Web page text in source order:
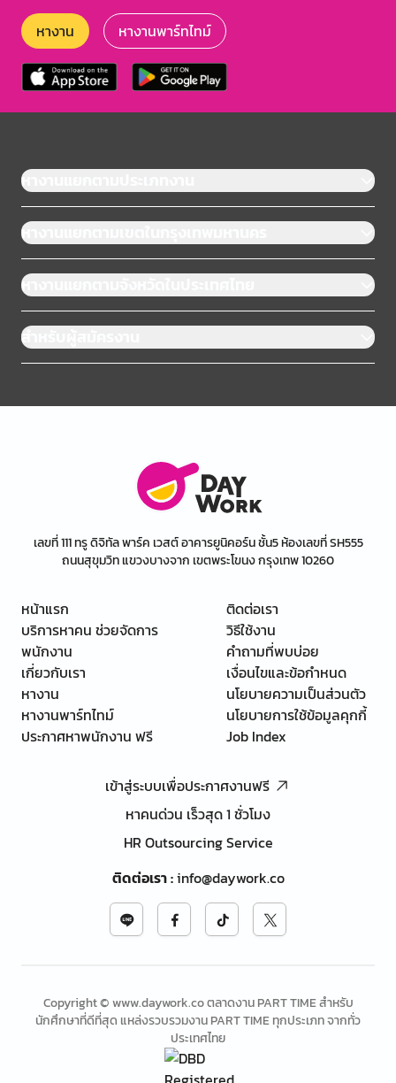
หางาน หางานพาร์ทไทม์
หางานแยกตามประเภทงาน
หางานแยกตามเขตในกรุงเทพมหานคร
หางานแยกตามจังหวัดในประเทศไทย
สำหรับผู้สมัครงาน
เลขที่ 111 ทรู ดิจิทัล พาร์ค เวสต์ อาคารยูนิคอร์น ชั้น5 ห้องเลขที่ SH555
ถนนสุขุมวิท แขวงบางจาก เขตพระโขนง กรุงเทพ 10260
หน้าแรก
บริการหาคน ช่วยจัดการ
พนักงาน
เกี่ยวกับเรา
หางาน
หางานพาร์ทไทม์
ประกาศหาพนักงาน ฟรี
ติดต่อเรา
วิธีใช้งาน
คำถามที่พบบ่อย
เงื่อนไขและข้อกำหนด
นโยบายความเป็นส่วนตัว
นโยบายการใช้ข้อมูลคุกกี้
Job Index
เข้าสู่ระบบเพื่อประกาศงานฟรี
หาคนด่วน เร็วสุด 1 ชั่วโมง
HR Outsourcing Service
ติดต่อเรา:info@daywork.co
Copyright © www.daywork.co ตลาดงาน PART TIME สำหรับ
นักศึกษาที่ดีที่สุด แหล่งรวบรวมงาน PART TIME ทุกประเภท จากทั่ว
ประเทศไทย